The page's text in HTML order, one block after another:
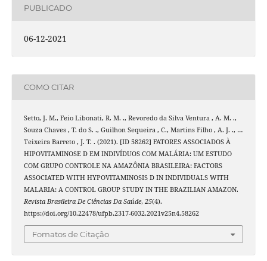
PUBLICADO
06-12-2021
COMO CITAR
Setto, J. M., Feio Libonati, R. M. ., Revoredo da Silva Ventura , A. M. .,
Souza Chaves , T. do S. ., Guilhon Sequeira , C., Martins Filho , A. J. ., …
Teixeira Barreto , J. T. . (2021). [ID 58262] FATORES ASSOCIADOS À
HIPOVITAMINOSE D EM INDIVÍDUOS COM MALÁRIA: UM ESTUDO
COM GRUPO CONTROLE NA AMAZÔNIA BRASILEIRA: FACTORS
ASSOCIATED WITH HYPOVITAMINOSIS D IN INDIVIDUALS WITH
MALARIA: A CONTROL GROUP STUDY IN THE BRAZILIAN AMAZON.
Revista Brasileira De Ciências Da Saúde, 25(4).
https://doi.org/10.22478/ufpb.2317-6032.2021v25n4.58262
Fomatos de Citação